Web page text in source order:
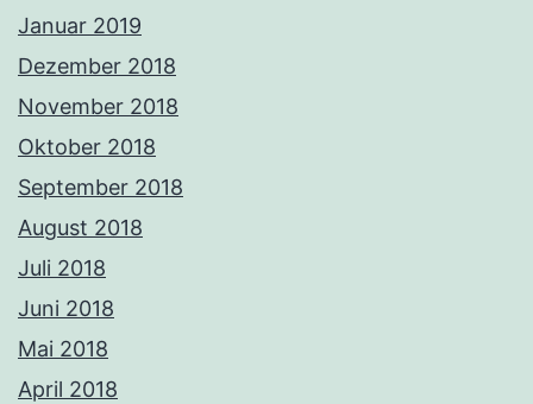
Januar 2019
Dezember 2018
November 2018
Oktober 2018
September 2018
August 2018
Juli 2018
Juni 2018
Mai 2018
April 2018